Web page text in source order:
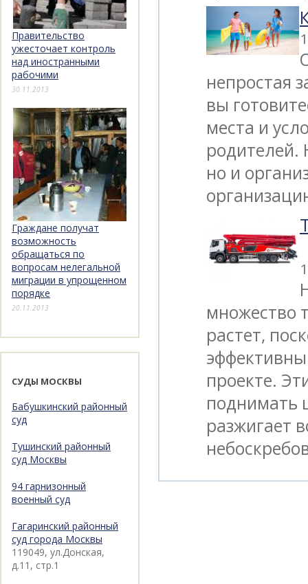
непростая
вы
места и
родителей.
но и
множество
растет,
проекте.
поднимать
разжигает
Правительство
ужесточает контроль
над иностранными
рабочими
30.11.2013
Граждане получат
возможность
обращаться по
вопросам нелегальной
миграции в упрощенном
порядке
20.11.2013
СУДЫ МОСКВЫ
Бабушкинский районный
суд
Тушинский районный
суд Москвы
94 гарнизонный
военный суд
Гагаринский районный
суд города Москвы
119049, ул.Донская,
д.11, стр.1